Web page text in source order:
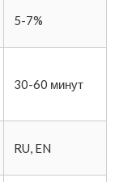
5-7%
30-60 минут
RU, EN